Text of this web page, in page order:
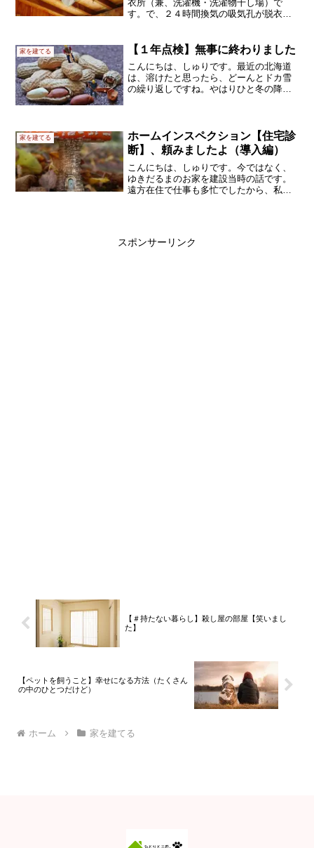
衣所（兼、洗濯機・洗濯物干し場）で
す。で、２４時間換気の吸気孔が脱衣所
っています（たぶん）。でも、実は全然
お掃除をしてなかったのです...
家を建てる 【１年点検】無事に終わりました
こんにちは、しゅりです。最近の北海道
は、溶けたと思ったら、どーんとドカ雪
の繰り返しですね。やはりひと冬の降雪
でしたが、藤城建設の１年...
家を建てる
ホームインスペクション【住宅診
断】、頼みましたよ（導入編）
こんにちは、しゅりです。今ではなく、
ゆきだるまのお家を建設当時の話です。
遠方在住で仕事も多忙でしたから、私自
スポンサーリンク
【＃持たない暮らし】殺し屋の部屋【笑いまし
た】
【ペットを飼うこと】幸せになる方法（たくさん
の中のひとつだけど）
ホーム 家を建てる